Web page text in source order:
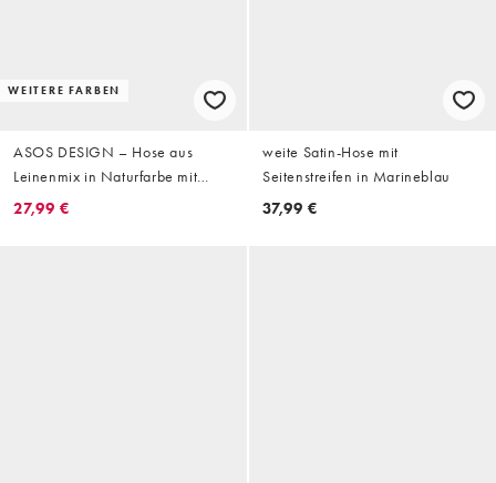
WEITERE FARBEN
ASOS DESIGN – Hose aus
Leinenmix in Naturfarbe mit
Streifenmuster, weitem Bein und
27,99 €
weite Satin-Hose mit
Seitenstreifen in Marineblau
37,99 €